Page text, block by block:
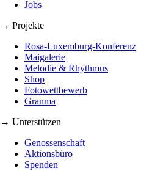
Jobs
→ Projekte
Rosa-Luxemburg-Konferenz
Maigalerie
Melodie & Rhythmus
Shop
Fotowettbewerb
Granma
→ Unterstützen
Genossenschaft
Aktionsbüro
Spenden